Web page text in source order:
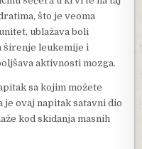
što je veoma
ublažava boli
leukemije i
aktivnosti mozga.
sa kojim možete
je ovaj napitak satavni dio
kod skidanja masnih